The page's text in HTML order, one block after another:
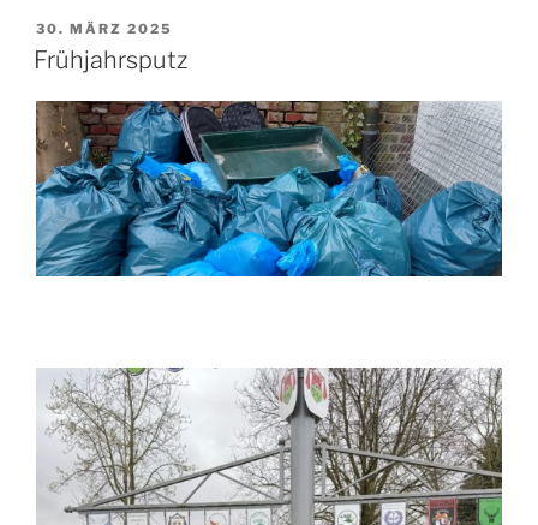
VERÖFFENTLICHT
AM
30. MÄRZ 2025
Frühjahrsputz